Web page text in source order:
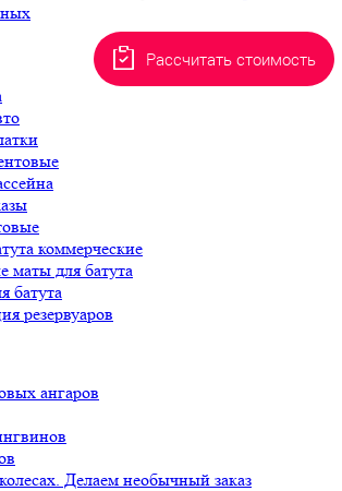
коммерческие
маты для батута
батута
резервуаров
ангаров
Делаем необычный заказ
Рассчитать стоимость